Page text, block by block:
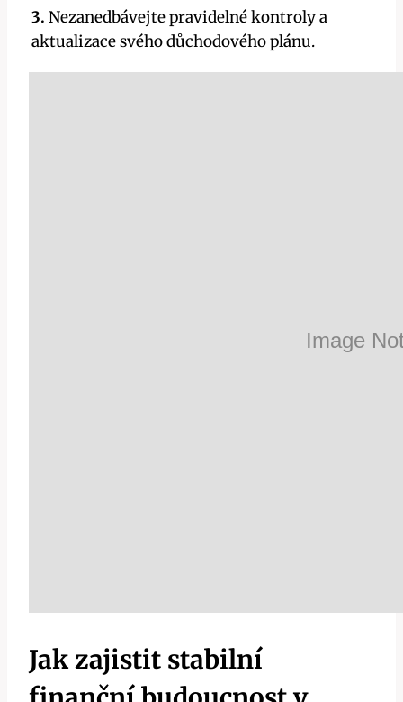
3. Nezanedbávejte pravidelné kontroly a
aktualizace svého důchodového plánu.
Jak zajistit stabilní